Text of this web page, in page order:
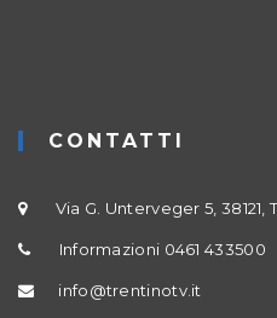
CONTATTI
Via G. Unterveger 5, 38121,
Informazioni 0461 433500
info@trentinotv.it